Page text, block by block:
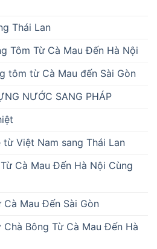
Thái Lan
Tôm Từ Cà Mau Đến Hà Nội
tôm từ Cà Mau đến Sài Gòn
NƯỚC SANG PHÁP
Việt Nam sang Thái Lan
Cà Mau Đến Hà Nội Cùng
Cà Mau Đến Sài Gòn
Bông Từ Cà Mau Đến Hà